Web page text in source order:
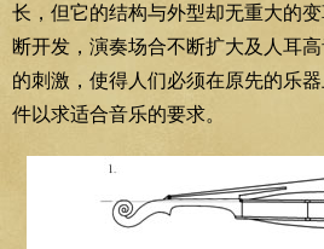
长，但它的结构与外型却无重大的
断开发，演奏场合不断扩大及人耳
的刺激，使得人们必须在原先的乐
件以求适合音乐的要求。